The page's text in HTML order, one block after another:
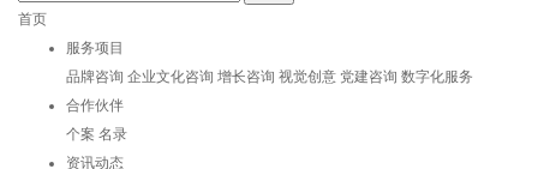
首页
服务项目
品牌咨询 企业文化咨询 增长咨询 视觉创意 党建咨询 数字化服务
合作伙伴
个案 名录
资讯动态